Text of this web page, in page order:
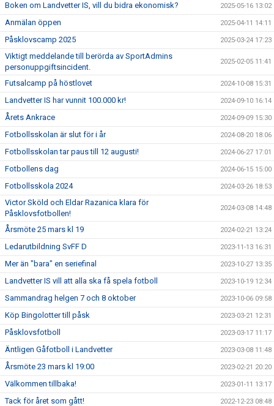
Boken om Landvetter IS, vill du bidra ekonomisk? 2025-05-16 13:02
Anmälan öppen 2025-04-11 14:11
Påsklovscamp 2025 2025-03-24 17:23
Viktigt meddelande till berörda av SportAdmins
personuppgiftsincident.
2025-02-05 11:41
Futsalcamp på höstlovet 2024-10-08 15:31
Landvetter IS har vunnit 100.000 kr! 2024-09-10 16:14
Årets Ankrace 2024-09-09 15:30
Fotbollsskolan är slut för i år 2024-08-20 18:06
Fotbollsskolan tar paus till 12 augusti! 2024-06-27 17:01
Fotbollens dag 2024-06-15 15:00
Fotbollsskola 2024 2024-03-26 18:53
Victor Sköld och Eldar Razanica klara för
Påsklovsfotbollen!
2024-03-08 14:48
Årsmöte 25 mars kl 19 2024-02-21 13:24
Ledarutbildning SvFF D 2023-11-13 16:31
Mer än "bara" en seriefinal 2023-10-27 13:35
Landvetter IS vill att alla ska få spela fotboll 2023-10-19 12:34
Sammandrag helgen 7 och 8 oktober 2023-10-06 09:58
Köp Bingolotter till påsk 2023-03-21 12:31
Påsklovsfotboll 2023-03-17 11:17
Äntligen Gåfotboll i Landvetter 2023-03-08 11:48
Årsmöte 23 mars kl 19:00 2023-02-21 20:20
Välkommen tillbaka! 2023-01-11 13:17
Tack för året som gått! 2022-12-23 08:48